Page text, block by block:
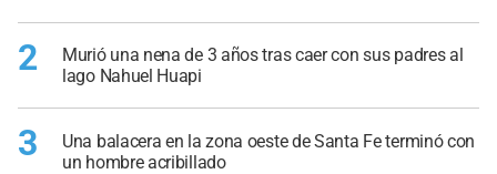
2
Murió una nena de 3 años tras caer con sus padres al
lago Nahuel Huapi
3
Una balacera en la zona oeste de Santa Fe terminó con
un hombre acribillado